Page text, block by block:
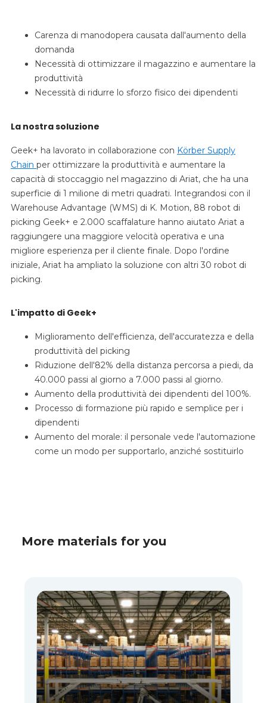
Carenza di manodopera causata dall'aumento della
domanda
Necessità di ottimizzare il magazzino e aumentare la
produttività
Necessità di ridurre lo sforzo fisico dei dipendenti
La nostra soluzione
Geek+ ha lavorato in collaborazione con Körber Supply
Chain per ottimizzare la produttività e aumentare la
capacità di stoccaggio nel magazzino di Ariat, che ha una
superficie di 1 milione di metri quadrati. Integrandosi con il
Warehouse Advantage (WMS) di K. Motion, 88 robot di
picking Geek+ e 2.000 scaffalature hanno aiutato Ariat a
raggiungere una maggiore velocità operativa e una
migliore esperienza per il cliente finale. Dopo l'ordine
iniziale, Ariat ha ampliato la soluzione con altri 30 robot di
picking.
L'impatto di Geek+
Miglioramento dell'efficienza, dell'accuratezza e della
produttività del picking
Riduzione dell'82% della distanza percorsa a piedi, da
40.000 passi al giorno a 7.000 passi al giorno.
Aumento della produttività dei dipendenti del 100%.
Processo di formazione più rapido e semplice per i
dipendenti
Aumento del morale: il personale vede l'automazione
come un modo per supportarlo, anziché sostituirlo
More materials for you